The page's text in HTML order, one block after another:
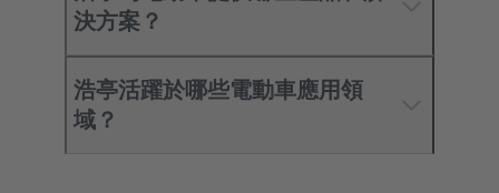
決方案？
浩亭活躍於哪些電動車應用領
域？